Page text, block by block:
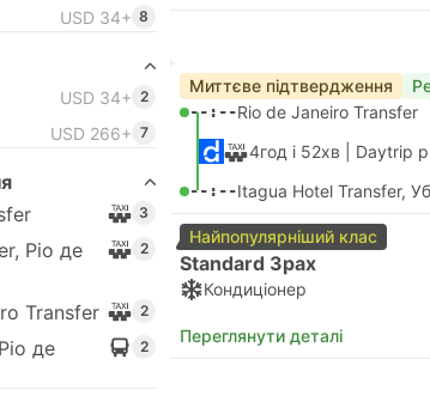
USD 34+ 8
USD 34+ 2
USD 266+ 7
3
Ріо де
2
Transfer 2
де
2
Миттєве підтвердження
--:--Rio de Janeiro Transfer
4год і 52хв | Daytrip
--:--Itagua Hotel Transfer,
Найпопулярніший клас
Standard 3pax
Кондиціонер
Переглянути деталі